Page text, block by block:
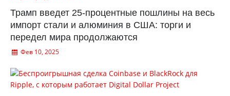
Трамп введет 25-процентные пошлины на весь
импорт стали и алюминия в США: торги и
передел мира продолжаются
Фев 10, 2025